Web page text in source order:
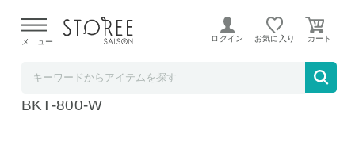
よる配送遅延が発生しております。
メニュー ログイン お気に入り
アイリスオーヤマ 電気ケトル オフホワイト I
BKT-800-W